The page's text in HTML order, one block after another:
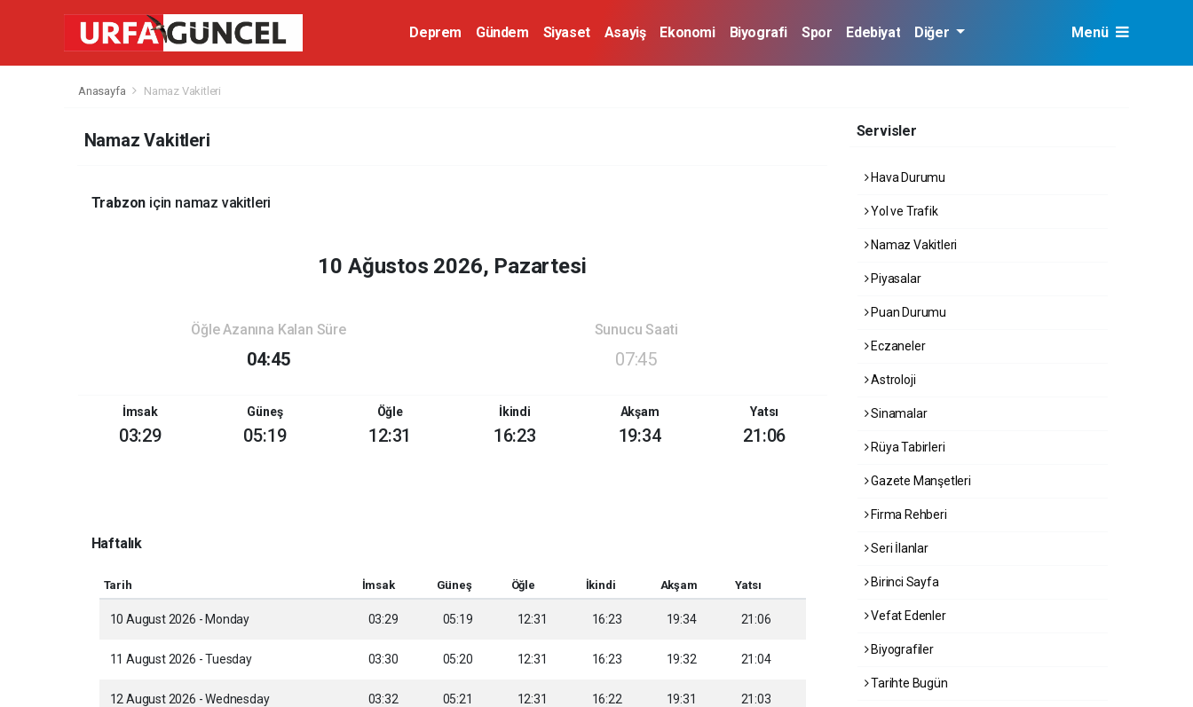
Deprem Gündem Siyaset Asayiş Ekonomi Biyografi Spor Edebiyat Diğer Menü
Anasayfa Namaz Vakitleri
Namaz Vakitleri
Trabzon için namaz vakitleri
10 Ağustos 2026, Pazartesi
Öğle Azanına Kalan Süre
04:45
Sunucu Saati
07:45
İmsak
03:29
Güneş
05:19
Öğle
12:31
İkindi
16:23
Akşam
19:34
Yatsı
21:06
Haftalık
Tarih İmsak Güneş Öğle İkindi Akşam Yatsı
10 August 2026 - Monday 03:29 05:19 12:31 16:23 19:34 21:06
11 August 2026 - Tuesday 03:30 05:20 12:31 16:23 19:32 21:04
12 August 2026 - Wednesday 03:32 05:21 12:31 16:22 19:31 21:03
Servisler
Hava Durumu
Yol ve Trafik
Namaz Vakitleri
Piyasalar
Puan Durumu
Eczaneler
Astroloji
Sinamalar
Rüya Tabirleri
Gazete Manşetleri
Firma Rehberi
Seri İlanlar
Birinci Sayfa
Vefat Edenler
Biyografiler
Tarihte Bugün